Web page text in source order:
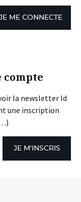
ME CONNECTE
la newsletter Id
une inscription
JE M'INSCRIS